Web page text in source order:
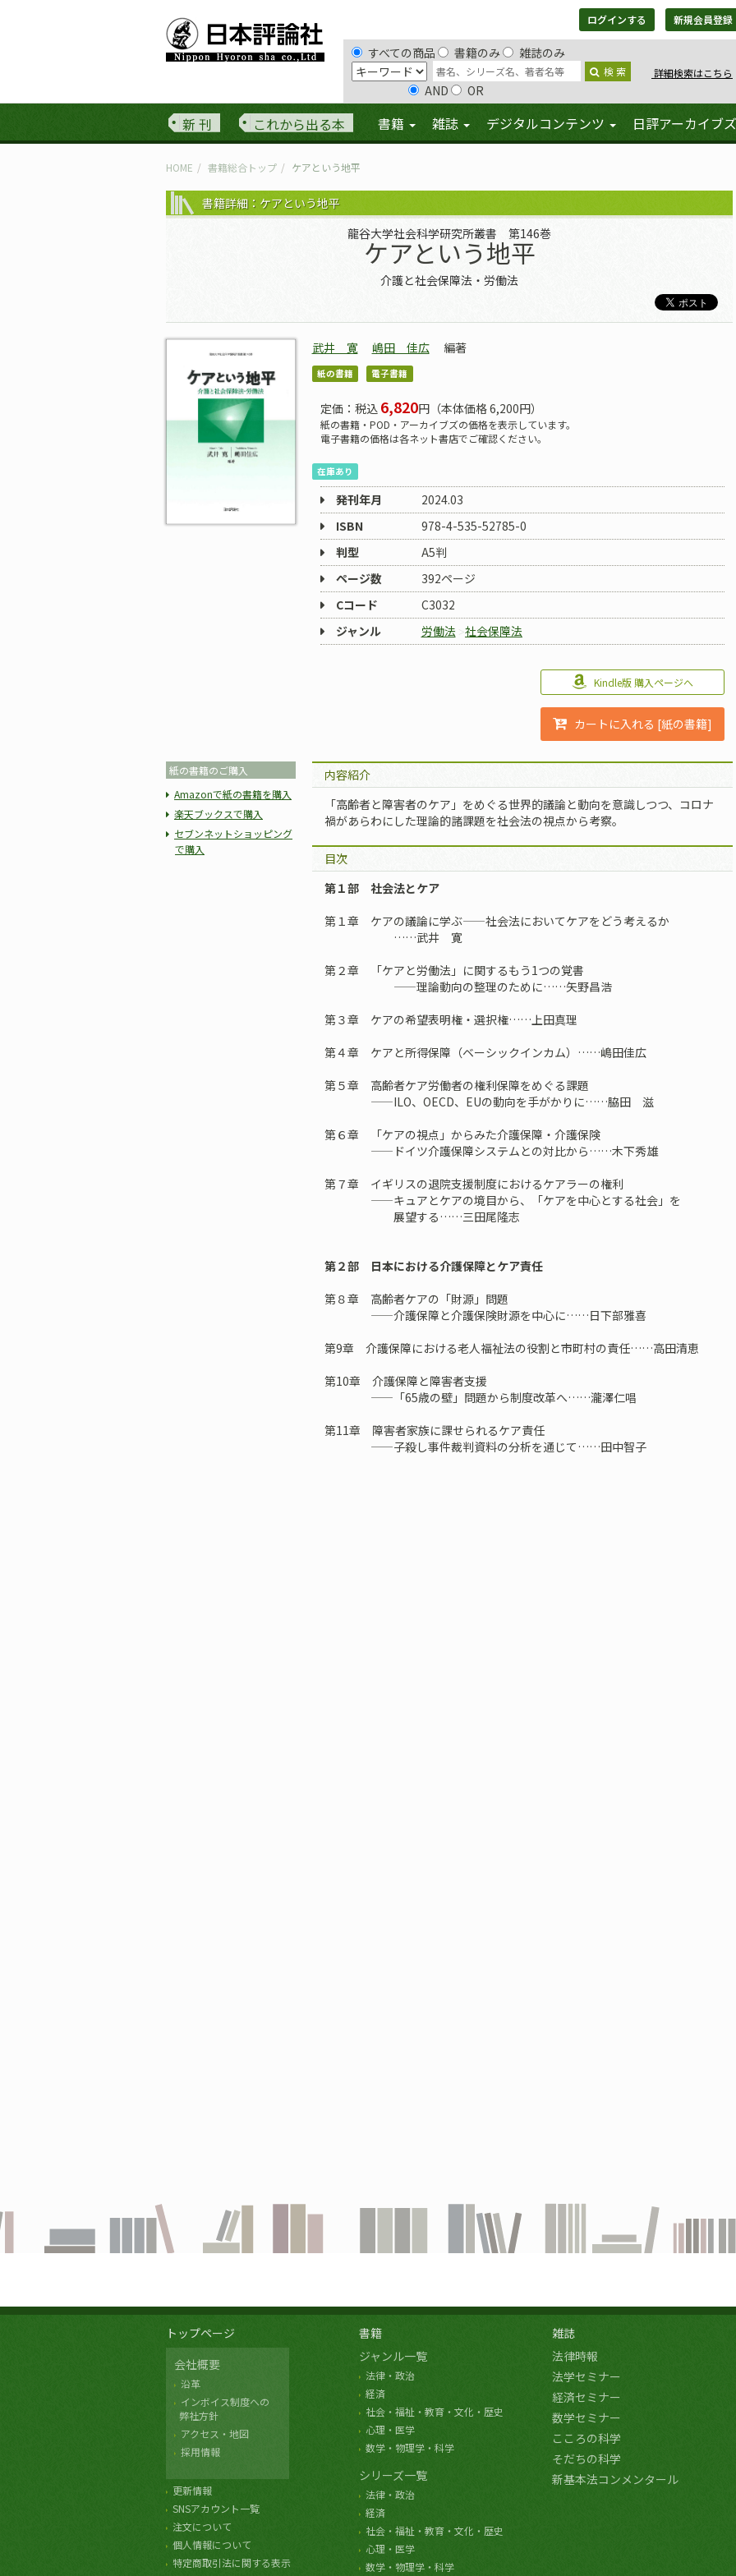
ログインする 新規会員登録
すべての商品 書籍のみ 雑誌のみ
検 索 詳細検索はこちら
AND OR
新 刊 これから出る本 書籍 雑誌 デジタルコンテンツ 日評アーカイブズ
HOME 書籍総合トップ ケアという地平
書籍詳細：ケアという地平
龍谷大学社会科学研究所叢書 第146巻
ケアという地平
介護と社会保障法・労働法
武井 寛 嶋田 佳広 編著
紙の書籍 電子書籍
定価：税込 6,820円（本体価格 6,200円）
紙の書籍・POD・アーカイブズの価格を表示しています。
電子書籍の価格は各ネット書店でご確認ください。
在庫あり
発刊年月
2024.03
ISBN
978-4-535-52785-0
判型
A5判
ページ数
392ページ
Cコード
C3032
ジャンル
労働法 社会保障法
Kindle版 購入ページへ
カートに入れる [紙の書籍]
紙の書籍のご購入
Amazonで紙の書籍を購入
楽天ブックスで購入
セブンネットショッピング
で購入
内容紹介
「高齢者と障害者のケア」をめぐる世界的議論と動向を意識しつつ、コロナ
禍があらわにした理論的諸課題を社会法の視点から考察。
目次
第１部 社会法とケア
第１章 ケアの議論に学ぶ——社会法においてケアをどう考えるか
……武井 寛
第２章 「ケアと労働法」に関するもう1つの覚書
——理論動向の整理のために……矢野昌浩
第３章 ケアの希望表明権・選択権……上田真理
第４章 ケアと所得保障（ベーシックインカム）……嶋田佳広
第５章 高齢者ケア労働者の権利保障をめぐる課題
——ILO、OECD、EUの動向を手がかりに……脇田 滋
第６章 「ケアの視点」からみた介護保障・介護保険
——ドイツ介護保障システムとの対比から……木下秀雄
第７章 イギリスの退院支援制度におけるケアラーの権利
——キュアとケアの境目から、「ケアを中心とする社会」を
展望する……三田尾隆志
第２部 日本における介護保障とケア責任
第８章 高齢者ケアの「財源」問題
——介護保障と介護保険財源を中心に……日下部雅喜
第9章 介護保障における老人福祉法の役割と市町村の責任……高田清恵
第10章 介護保障と障害者支援
——「65歳の壁」問題から制度改革へ……瀧澤仁唱
第11章 障害者家族に課せられるケア責任
——子殺し事件裁判資料の分析を通じて……田中智子
トップページ
会社概要
沿革
インボイス制度への
弊社方針
アクセス・地図
採用情報
更新情報
SNSアカウント一覧
注文について
個人情報について
特定商取引法に関する表示
書籍
ジャンル一覧
法律・政治
経済
社会・福祉・教育・文化・歴史
心理・医学
数学・物理学・科学
シリーズ一覧
法律・政治
経済
社会・福祉・教育・文化・歴史
心理・医学
数学・物理学・科学
雑誌
法律時報
法学セミナー
経済セミナー
数学セミナー
こころの科学
そだちの科学
新基本法コンメンタール